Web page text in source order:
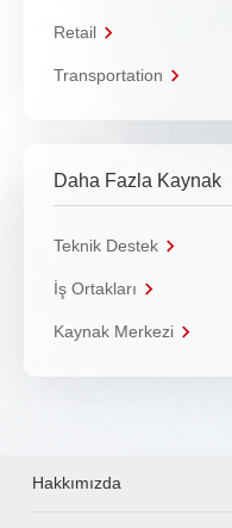
Retail
Transportation
Daha Fazla Kaynak
Teknik Destek
İş Ortakları
Kaynak Merkezi
Hakkımızda